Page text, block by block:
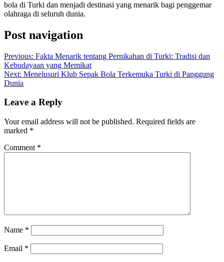
bola di Turki dan menjadi destinasi yang menarik bagi penggemar
olahraga di seluruh dunia.
Post navigation
Previous: Fakta Menarik tentang Pernikahan di Turki: Tradisi dan
Kebudayaan yang Memikat
Next: Menelusuri Klub Sepak Bola Terkemuka Turki di Panggung
Dunia
Leave a Reply
Your email address will not be published. Required fields are
marked *
Comment *
Name *
Email *